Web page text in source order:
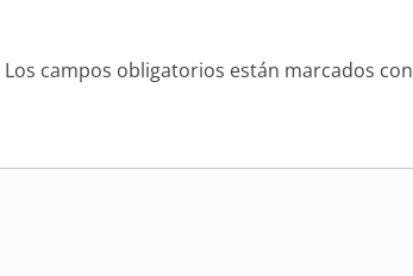
Los campos obligatorios están marcados con